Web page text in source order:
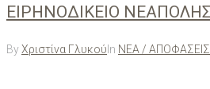
ΕΙΡΗΝΟΔΙΚΕΙΟ
ByΧριστίνα Γλυκού In ΝΕΑ / ΑΠΟΦΑΣΕΙΣ